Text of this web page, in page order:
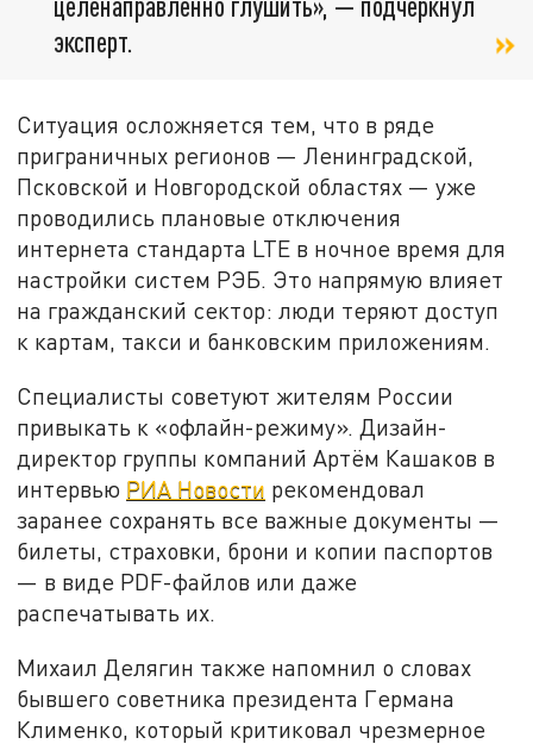
эксперт.
Ситуация осложняется тем, что в ряде
приграничных регионов — Ленинградской,
Псковской и Новгородской областях — уже
проводились плановые отключения
интернета стандарта LTE в ночное время для
настройки систем РЭБ. Это напрямую влияет
на гражданский сектор: люди теряют доступ
к картам, такси и банковским приложениям.
Специалисты советуют жителям России
привыкать к «офлайн-режиму». Дизайн-
директор группы компаний Артём Кашаков в
интервью РИА Новости рекомендовал
заранее сохранять все важные документы —
билеты, страховки, брони и копии паспортов
— в виде PDF-файлов или даже
распечатывать их.
Михаил Делягин также напомнил о словах
бывшего советника президента Германа
Клименко, который критиковал чрезмерное